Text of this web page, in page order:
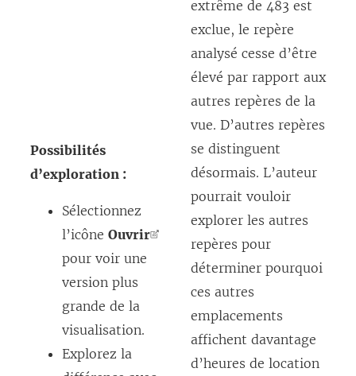
Possibilités
d’exploration :
Sélectionnez
l’icône Ouvrir
pour voir une
version plus
grande de la
visualisation.
Explorez la
extrême de 483 est
exclue, le repère
analysé cesse d’être
élevé par rapport aux
autres repères de la
vue. D’autres repères
se distinguent
désormais. L’auteur
pourrait vouloir
explorer les autres
repères pour
déterminer pourquoi
ces autres
emplacements
affichent davantage
d’heures de location